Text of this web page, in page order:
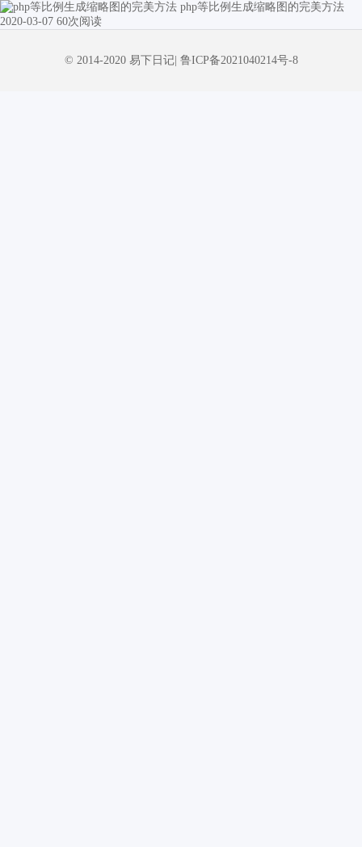
php等比例生成缩略图的完美方法
2020-03-07 60次阅读
© 2014-2020 易下日记| 鲁ICP备2021040214号-8